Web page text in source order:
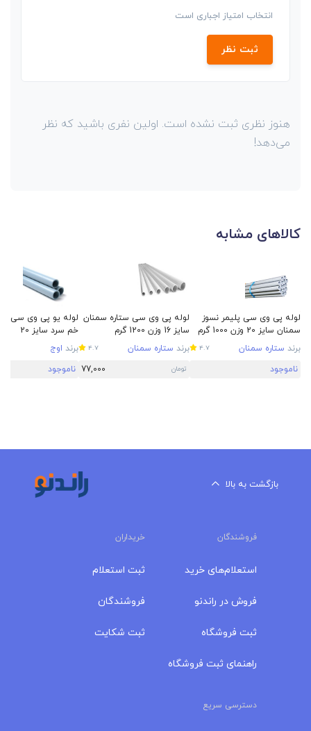
انتخاب امتیاز اجباری است
ثبت نظر
هنوز نظری ثبت نشده است. اولین نفری باشید که نظر
می‌دهد!
کالاهای مشابه
لوله پی وی سی پلیمر نسوز
سمنان سایز 20 وزن 1000 گرم
برند ستاره سمنان 4.7
ناموجود
لوله پی وی سی ستاره سمنان
سایز 16 وزن 1200 گرم
برند ستاره سمنان 4.7
تومان 77,000
لوله یو پی وی سی
خم سرد سایز 20
برند اوج
ناموجود
بازگشت به بالا
فروشندگان خریداران
استعلام‌های خرید
فروش در راندنو
ثبت فروشگاه
راهنمای ثبت فروشگاه
ثبت استعلام
فروشندگان
ثبت شکایت
دسترسی سریع